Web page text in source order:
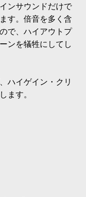
ンサウンドだけで
す。倍音を多く含
で、ハイアウトプ
ンを犠牲にしてし
ハイゲイン・クリ
ます。